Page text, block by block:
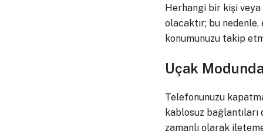
Herhangi bir kişi
olacaktır; bu nedenle,
konumunuzu takip
Uçak
Telefonunuzu
kablosuz
zamanlı olarak